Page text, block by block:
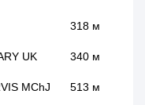
318 м
UK 340 м
MChJ 513 м